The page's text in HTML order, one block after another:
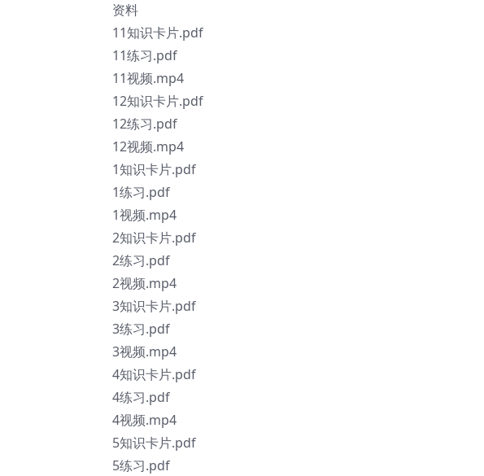
资料
11知识卡片.pdf
11练习.pdf
11视频.mp4
12知识卡片.pdf
12练习.pdf
12视频.mp4
1知识卡片.pdf
1练习.pdf
1视频.mp4
2知识卡片.pdf
2练习.pdf
2视频.mp4
3知识卡片.pdf
3练习.pdf
3视频.mp4
4知识卡片.pdf
4练习.pdf
4视频.mp4
5知识卡片.pdf
5练习.pdf